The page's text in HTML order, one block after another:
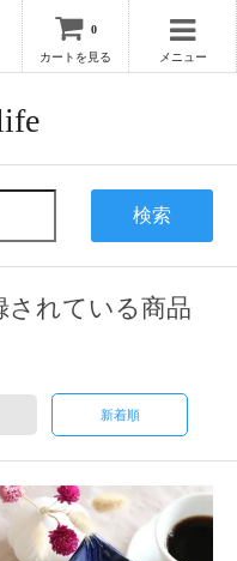
0
カートを見る メニュー
検索
されている商品
新着順